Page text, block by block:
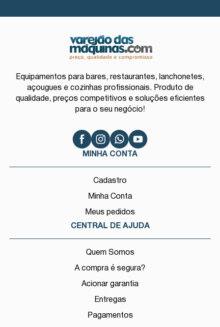
Equipamentos para bares, restaurantes, lanchonetes,
açougues e cozinhas profissionais. Produto de
qualidade, preços competitivos e soluções eficientes
para o seu negócio!
MINHA CONTA
Cadastro
Minha Conta
Meus pedidos
CENTRAL DE AJUDA
Quem Somos
A compra é segura?
Acionar garantia
Entregas
Pagamentos